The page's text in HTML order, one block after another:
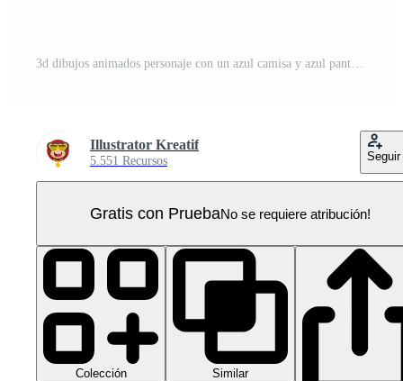
3d dibujos animados personaje con un azul camisa y azul pantalones en pie actitud PNG Pro
Illustrator Kreatif
5.551 Recursos Seguir
Gratis con PruebaNo se requiere atribución!
Colección Similar